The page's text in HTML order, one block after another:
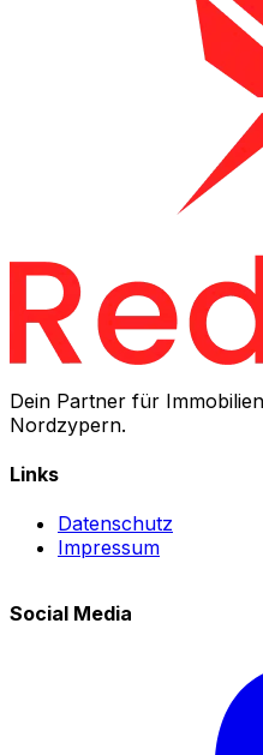
Dein Partner für
Nordzypern.
Links
Datenschutz
Impressum
Social Media